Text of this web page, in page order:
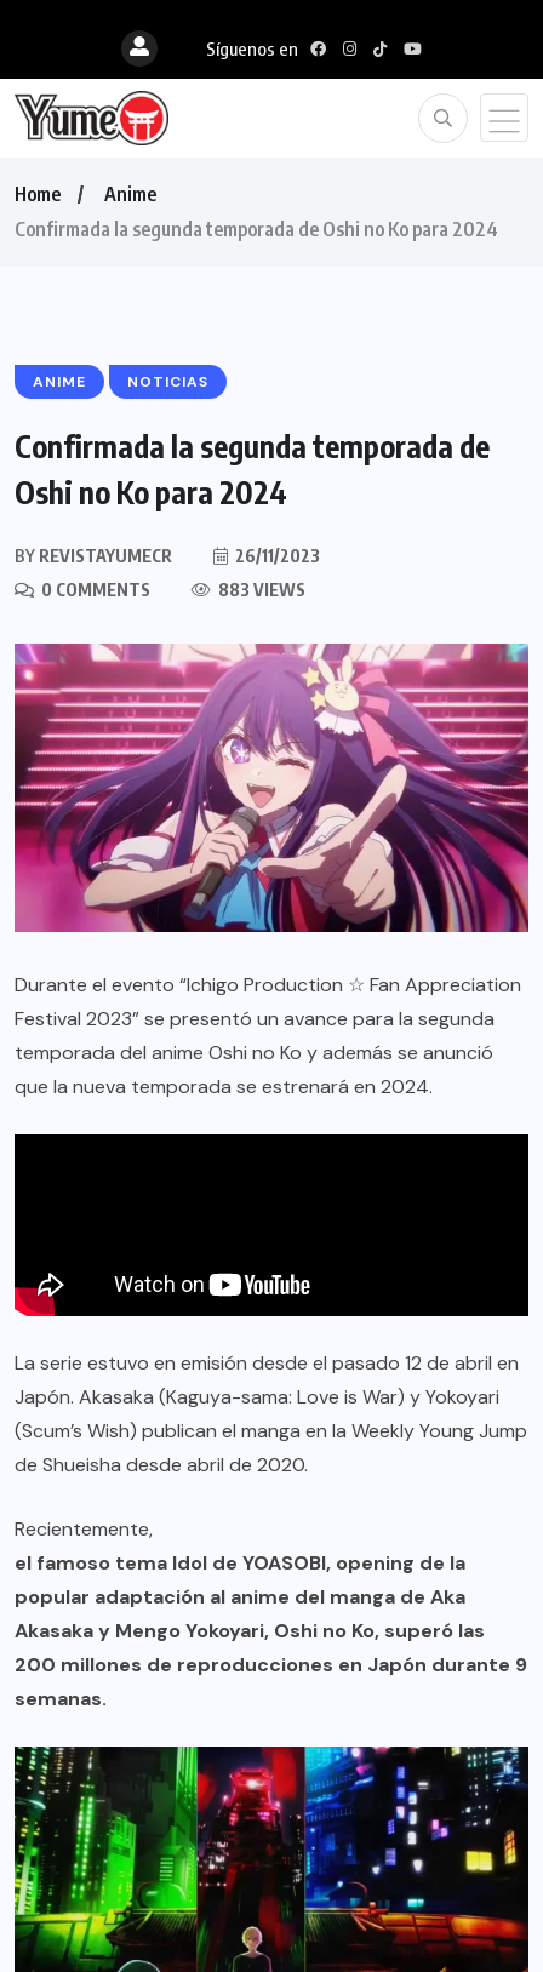
Síguenos en
Home
Anime
Confirmada la segunda temporada de Oshi no Ko para 2024
ANIME NOTICIAS
Confirmada la segunda temporada de
Oshi no Ko para 2024
BY REVISTAYUMECR
26/11/2023
0 COMMENTS
883 VIEWS
Durante el evento “Ichigo Production ☆ Fan Appreciation
Festival 2023” se presentó un avance para la segunda
temporada del anime Oshi no Ko y además se anunció
que la nueva temporada se estrenará en 2024.
La serie estuvo en emisión desde el pasado 12 de abril en
Japón. Akasaka (Kaguya-sama: Love is War) y Yokoyari
(Scum’s Wish) publican el manga en la Weekly Young Jump
de Shueisha desde abril de 2020.
Recientemente,
el famoso tema Idol de YOASOBI, opening de la
popular adaptación al anime del manga de Aka
Akasaka y Mengo Yokoyari, Oshi no Ko, superó las
200 millones de reproducciones en Japón durante 9
semanas.